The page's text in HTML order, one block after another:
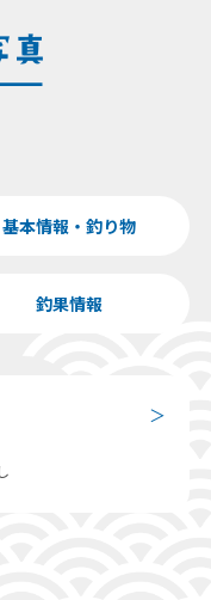
基本情報・釣り物
釣果情報
＞